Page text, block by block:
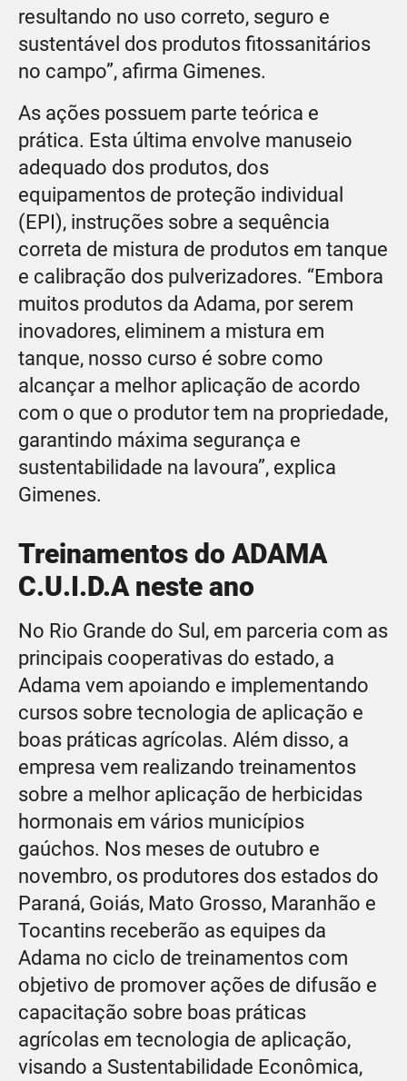
resultando no uso correto, seguro e
sustentável dos produtos fitossanitários
no campo”, afirma Gimenes.
As ações possuem parte teórica e
prática. Esta última envolve manuseio
adequado dos produtos, dos
equipamentos de proteção individual
(EPI), instruções sobre a sequência
correta de mistura de produtos em tanque
e calibração dos pulverizadores. “Embora
muitos produtos da Adama, por serem
inovadores, eliminem a mistura em
tanque, nosso curso é sobre como
alcançar a melhor aplicação de acordo
com o que o produtor tem na propriedade,
garantindo máxima segurança e
sustentabilidade na lavoura”, explica
Gimenes.
Treinamentos do ADAMA
C.U.I.D.A neste ano
No Rio Grande do Sul, em parceria com as
principais cooperativas do estado, a
Adama vem apoiando e implementando
cursos sobre tecnologia de aplicação e
boas práticas agrícolas. Além disso, a
empresa vem realizando treinamentos
sobre a melhor aplicação de herbicidas
hormonais em vários municípios
gaúchos. Nos meses de outubro e
novembro, os produtores dos estados do
Paraná, Goiás, Mato Grosso, Maranhão e
Tocantins receberão as equipes da
Adama no ciclo de treinamentos com
objetivo de promover ações de difusão e
capacitação sobre boas práticas
agrícolas em tecnologia de aplicação,
visando a Sustentabilidade Econômica,